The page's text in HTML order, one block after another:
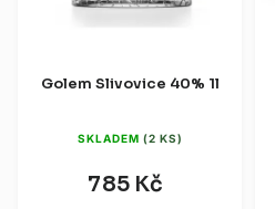
Golem Slivovice 40% 1l
SKLADEM (2 KS)
785 Kč